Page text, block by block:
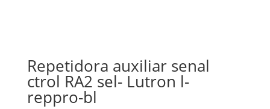
Repetidora auxiliar senal
ctrol RA2 sel- Lutron l-
reppro-bl